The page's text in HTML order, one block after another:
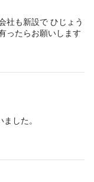
社も新設で ひじょう
ったらお願いします
した。